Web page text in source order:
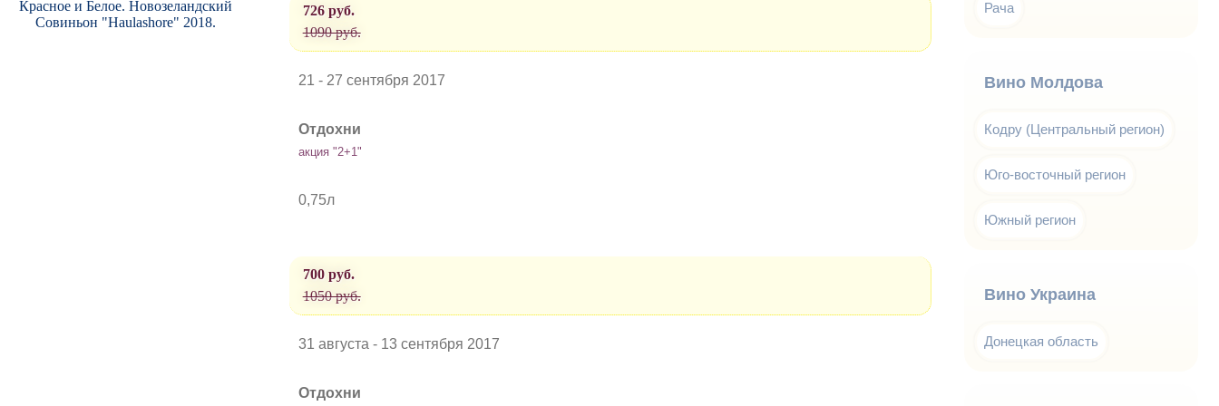
726 руб.
1090 руб.
21 - 27 сентября 2017
Отдохни
акция "2+1"
0,75л
700 руб.
1050 руб.
31 августа - 13 сентября 2017
Отдохни
Красное и Белое. Новозеландский
Совиньон "Haulashore" 2018.
Рача
Вино Молдова
Кодру (Центральный регион)
Юго-восточный регион
Южный регион
Вино Украина
Донецкая область